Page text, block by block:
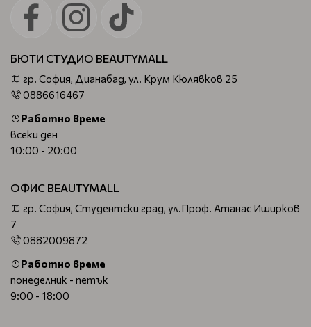
БЮТИ СТУДИО BEAUTYMALL
гр. София, Дианабад, ул. Крум Кюлявков 25
0886616467
Работно време
всеки ден
10:00 - 20:00
ОФИС BEAUTYMALL
гр. София, Студентски град, ул.Проф. Атанас Иширков
7
0882009872
Работно време
понеделник - петък
9:00 - 18:00